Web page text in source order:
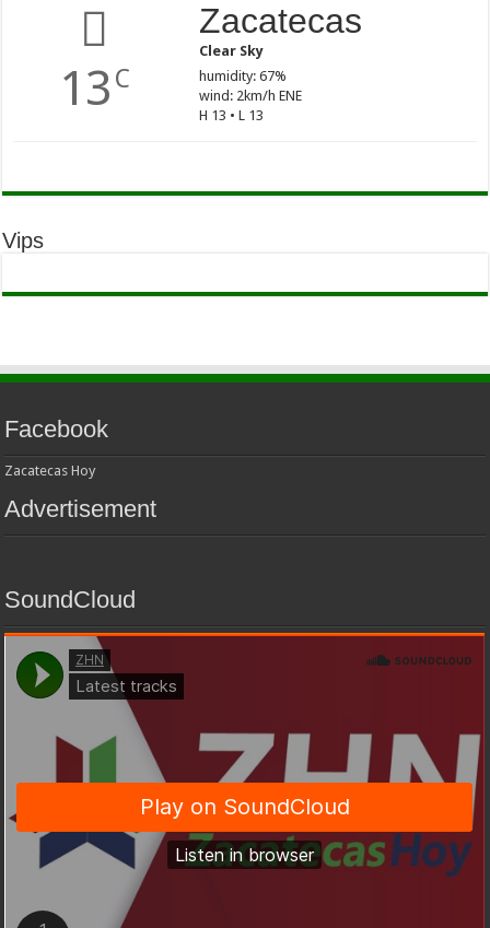
13 C
Zacatecas
Clear Sky
humidity: 67%
wind: 2km/h ENE
H 13 • L 13
Vips
Facebook
Zacatecas Hoy
Advertisement
SoundCloud